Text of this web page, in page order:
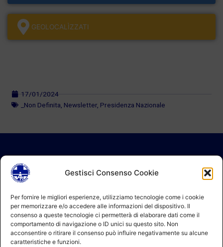
Gestisci Consenso Cookie
Per fornire le migliori esperienze, utilizziamo tecnologie come i cookie
per memorizzare e/o accedere alle informazioni del dispositivo. Il
consenso a queste tecnologie ci permetterà di elaborare dati come il
comportamento di navigazione o ID unici su questo sito. Non
acconsentire o ritirare il consenso può influire negativamente su alcune
caratteristiche e funzioni.
GEOLOCALÌZZATI
17/01/2024
_Non Definita Newsletter Presidenza Nazionale